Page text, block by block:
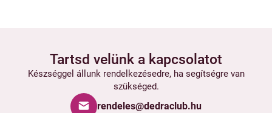
Tartsd velünk a kapcsolatot
Készséggel állunk rendelkezésedre, ha segítségre van
szükséged.
rendeles@dedraclub.hu